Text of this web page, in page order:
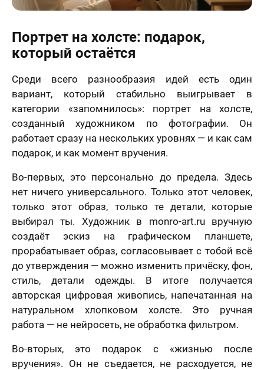
Портрет на холсте: подарок,
который остаётся
Среди всего разнообразия идей есть один
вариант, который стабильно выигрывает в
категории «запомнилось»: портрет на холсте,
созданный художником по фотографии. Он
работает сразу на нескольких уровнях — и как сам
подарок, и как момент вручения.
Во-первых, это персонально до предела. Здесь
нет ничего универсального. Только этот человек,
только этот образ, только те детали, которые
выбирал ты. Художник в monro-art.ru вручную
создаёт эскиз на графическом планшете,
прорабатывает образ, согласовывает с тобой всё
до утверждения — можно изменить причёску, фон,
стиль, детали одежды. В итоге получается
авторская цифровая живопись, напечатанная на
натуральном хлопковом холсте. Это ручная
работа — не нейросеть, не обработка фильтром.
Во-вторых, это подарок с «жизнью после
вручения». Он не съедается, не расходуется, не